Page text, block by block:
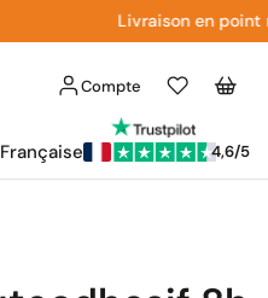
Livraison en point
Compte
Liste
d'envies
Panier
4,6/5